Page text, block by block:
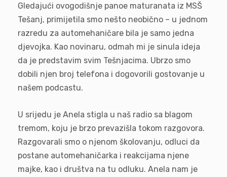
Gledajući ovogodišnje panoe maturanata iz MSŠ
Tešanj, primijetila smo nešto neobično – u jednom
razredu za automehaničare bila je samo jedna
djevojka. Kao novinaru, odmah mi je sinula ideja
da je predstavim svim Tešnjacima. Ubrzo smo
dobili njen broj telefona i dogovorili gostovanje u
našem podcastu.
U srijedu je Anela stigla u naš radio sa blagom
tremom, koju je brzo prevazišla tokom razgovora.
Razgovarali smo o njenom školovanju, odluci da
postane automehaničarka i reakcijama njene
majke, kao i društva na tu odluku. Anela nam je